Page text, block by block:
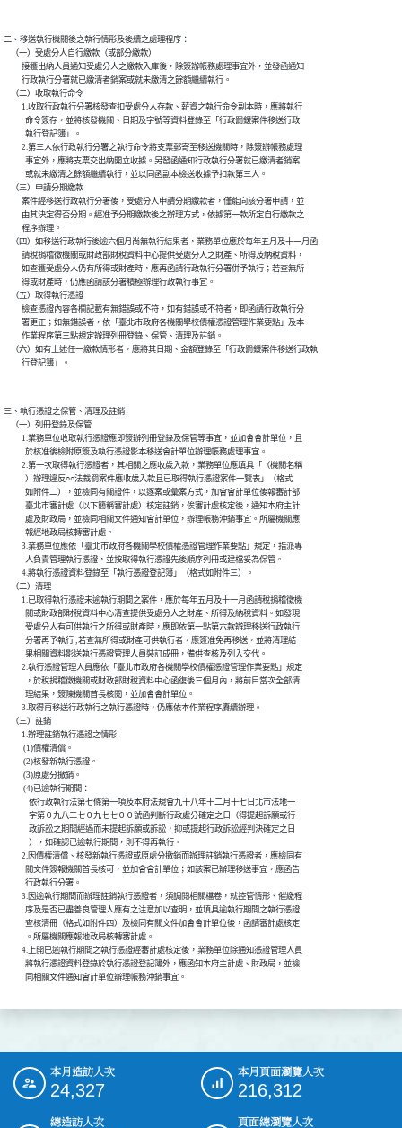
二、移送執行機關後之執行情形及後續之處理程序：
    （一）受處分人自行繳款（或部分繳款）
          接獲出納人員通知受處分人之繳款入庫後，除簽辦帳務處理事宜外，並發函通知
          行政執行分署就已繳清者銷案或就未繳清之餘額繼續執行。
    （二）收取執行命令
          1.收取行政執行分署核發查扣受處分人存款、薪資之執行命令副本時，應將執行
            命令簽存，並將核發機關、日期及字號等資料登錄至「行政罰鍰案件移送行政
            執行登記簿」。
          2.第三人依行政執行分署之執行命令將支票郵寄至移送機關時，除簽辦帳務處理
            事宜外，應將支票交出納開立收據。另發函通知行政執行分署就已繳清者銷案
            或就未繳清之餘額繼續執行，並以同函副本檢送收據予扣款第三人。
    （三）申請分期繳款
          案件經移送行政執行分署後，受處分人申請分期繳款者，僅能向該分署申請，並
          由其決定得否分期。經准予分期繳款後之辦理方式，依據第一款所定自行繳款之
          程序辦理。
    （四）如移送行政執行後逾六個月尚無執行結果者，業務單位應於每年五月及十一月函
          請稅捐稽徵機關或財政部財稅資料中心提供受處分人之財產、所得及納稅資料，
          如查獲受處分人仍有所得或財產時，應再函請行政執行分署併予執行；若查無所
          得或財產時，仍應函請該分署積極辦理行政執行事宜。
    （五）取得執行憑證
          檢查憑證內容各欄記載有無錯誤或不符，如有錯誤或不符者，即函請行政執行分
          署更正；如無錯誤者，依「臺北市政府各機關學校債權憑證管理作業要點」及本
          作業程序第三點規定辦理列冊登錄、保管、清理及註銷。
    （六）如有上述任一繳款情形者，應將其日期、金額登錄至「行政罰鍰案件移送行政執
三、執行憑證之保管、清理及註銷
    （一）列冊登錄及保管
          1.業務單位收取執行憑證應即簽辦列冊登錄及保管等事宜，並加會會計單位，且
            於核准後檢附原簽及執行憑證影本移送會計單位辦理帳務處理事宜。
          2.第一次取得執行憑證者，其相關之應收歲入款，業務單位應填具「（機關名稱
            ）辦理違反○○法裁罰案件應收歲入款且已取得執行憑證案件一覽表」（格式
            如附件二），並檢同有關證件，以逐案或彙案方式，加會會計單位後報審計部
            臺北市審計處（以下簡稱審計處）核定註銷，俟審計處核定後，通知本府主計
            處及財政局，並檢同相關文件通知會計單位，辦理帳務沖銷事宜。所屬機關應
            報經地政局核轉審計處。
          3.業務單位應依「臺北市政府各機關學校債權憑證管理作業要點」規定，指派專
            人負責管理執行憑證，並按取得執行憑證先後順序列冊或建檔妥為保管。
          4.將執行憑證資料登錄至「執行憑證登記簿」（格式如附件三）。
    （二）清理
          1.已取得執行憑證未逾執行期間之案件，應於每年五月及十一月函請稅捐稽徵機
            關或財政部財稅資料中心清查提供受處分人之財產、所得及納稅資料。如發現
            受處分人有可供執行之所得或財產時，應即依第一點第六款辦理移送行政執行
            分署再予執行 ;若查無所得或財產可供執行者，應簽准免再移送，並將清理結
            果相關資料影送執行憑證管理人員裝訂成冊，備供查核及列入交代。
          2.執行憑證管理人員應依「臺北市政府各機關學校債權憑證管理作業要點」規定
            ，於稅捐稽徵機關或財政部財稅資料中心函復後三個月內，將前目當次全部清
            理結果，簽陳機關首長核閱，並加會會計單位。
          3.取得再移送行政執行之執行憑證時，仍應依本作業程序賡續辦理。
    （三）註銷
          1.辦理註銷執行憑證之情形
           (1)債權清償。
           (2)核發新執行憑證。
           (3)原處分撤銷。
           (4)已逾執行期間：
              依行政執行法第七條第一項及本府法規會九十八年十二月十七日北市法地一
              字第０九八三七０九七七００號函判斷行政處分確定之日（得提起訴願或行
              政訴訟之期間經過而未提起訴願或訴訟，抑或提起行政訴訟經判決確定之日
              ），如確認已逾執行期間，則不得再執行。
          2.因債權清償、核發新執行憑證或原處分撤銷而辦理註銷執行憑證者，應檢同有
            關文件簽報機關首長核可，並加會會計單位；如該案已辦理移送事宜，應函告
            行政執行分署。
          3.因逾執行期間而辦理註銷執行憑證者，須調閱相關檔卷，就控管情形、催繳程
            序及是否已盡善良管理人應有之注意加以查明，並填具逾執行期間之執行憑證
            查核清冊（格式如附件四）及檢同有關文件加會會計單位後，函請審計處核定
            。所屬機關應報地政局核轉審計處。
          4.上開已逾執行期間之執行憑證經審計處核定後，業務單位除通知憑證管理人員
            將執行憑證資料登錄於執行憑證登記簿外，應函知本府主計處、財政局，並檢
::: 本月造訪人次
24,327
本月頁面瀏覽人次
216,312
總造訪人次
頁面總瀏覽人次